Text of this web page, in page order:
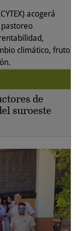
acogerá
climático, fruto
de
suroeste